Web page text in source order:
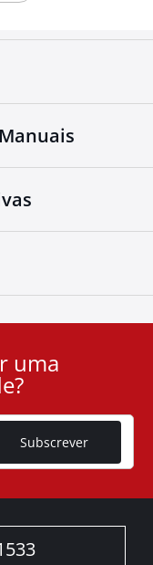
uma
Subscrever